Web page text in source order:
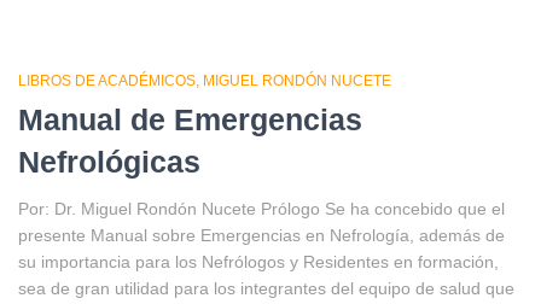
LIBROS DE ACADÉMICOS MIGUEL RONDÓN NUCETE
Manual de Emergencias
Nefrológicas
Por: Dr. Miguel Rondón Nucete Prólogo Se ha concebido que el
presente Manual sobre Emergencias en Nefrología, además de
su importancia para los Nefrólogos y Residentes en formación,
sea de gran utilidad para los integrantes del equipo de salud que